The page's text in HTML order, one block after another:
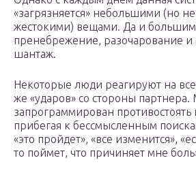
«загрязняется» небольшими (но
жестокими) вещами. Да и
пренебрежение, разочарование
шантаж.
Некоторые люди реагируют на
же «ударов» со стороны партнера.
запрограммирован
прибегая к бессмысленным
«это пройдет», «все изменится»,
то поймет, что причиняет мне